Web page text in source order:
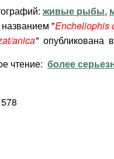
живые рыбы,
"Encheliophis
anica"опубликована
чтение: более
578